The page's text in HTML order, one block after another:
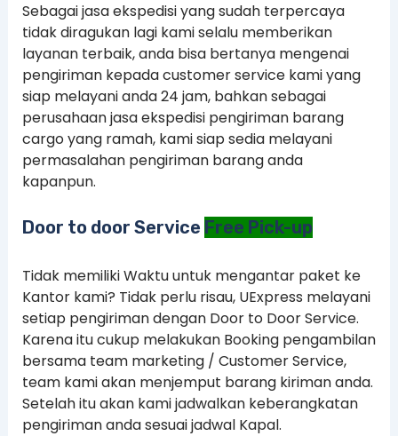
Sebagai jasa ekspedisi yang sudah terpercaya
tidak diragukan lagi kami selalu memberikan
layanan terbaik, anda bisa bertanya mengenai
pengiriman kepada customer service kami yang
siap melayani anda 24 jam, bahkan sebagai
perusahaan jasa ekspedisi pengiriman barang
cargo yang ramah, kami siap sedia melayani
permasalahan pengiriman barang anda
kapanpun.
Door to door Service Free Pick-up
Tidak memiliki Waktu untuk mengantar paket ke
Kantor kami? Tidak perlu risau, UExpress melayani
setiap pengiriman dengan Door to Door Service.
Karena itu cukup melakukan Booking pengambilan
bersama team marketing / Customer Service,
team kami akan menjemput barang kiriman anda.
Setelah itu akan kami jadwalkan keberangkatan
pengiriman anda sesuai jadwal Kapal.